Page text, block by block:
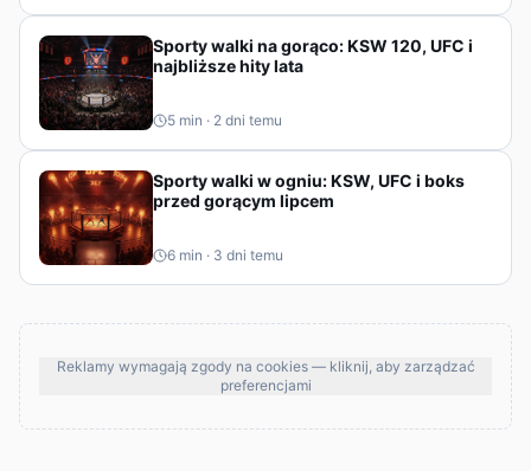
Sporty walki na gorąco: KSW 120, UFC i
najbliższe hity lata
5 min · 2 dni temu
Sporty walki w ogniu: KSW, UFC i boks
przed gorącym lipcem
6 min · 3 dni temu
Reklamy wymagają zgody na cookies — kliknij, aby zarządzać
preferencjami